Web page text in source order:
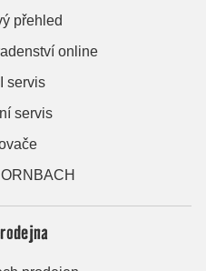
přehled
online
servis
servis